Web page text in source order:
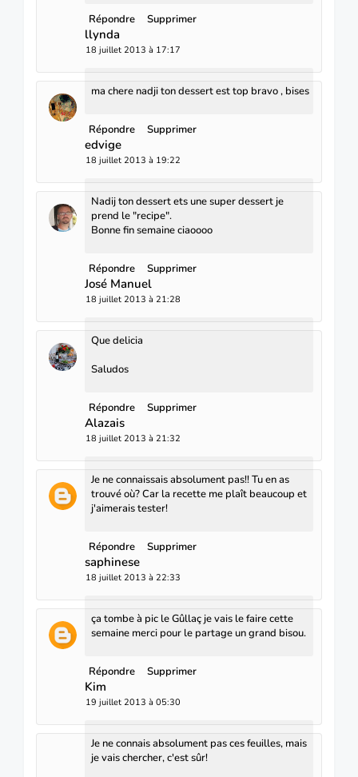
Répondre Supprimer
llynda
18 juillet 2013 à 17:17
ma chere nadji ton dessert est top bravo , bises
Répondre Supprimer
edvige
18 juillet 2013 à 19:22
Nadij ton dessert ets une super dessert je
prend le "recipe".
Bonne fin semaine ciaoooo
Répondre Supprimer
José Manuel
18 juillet 2013 à 21:28
Que delicia
Saludos
Répondre Supprimer
Alazais
18 juillet 2013 à 21:32
Je ne connaissais absolument pas!! Tu en as
trouvé où? Car la recette me plaît beaucoup et
j'aimerais tester!
Répondre Supprimer
saphinese
18 juillet 2013 à 22:33
ça tombe à pic le Gûllaç je vais le faire cette
semaine merci pour le partage un grand bisou.
Répondre Supprimer
Kim
19 juillet 2013 à 05:30
Je ne connais absolument pas ces feuilles, mais
je vais chercher, c'est sûr!